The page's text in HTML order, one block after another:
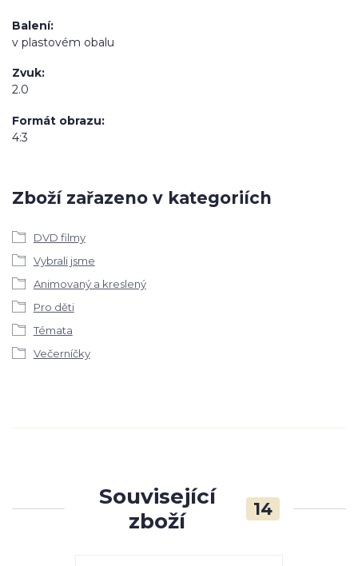
Balení
v plastovém obalu
Zvuk
2.0
Formát obrazu
4:3
Zboží zařazeno v kategoriích
DVD filmy
Vybrali jsme
Animovaný a kreslený
Pro děti
Témata
Večerníčky
Související
zboží
14